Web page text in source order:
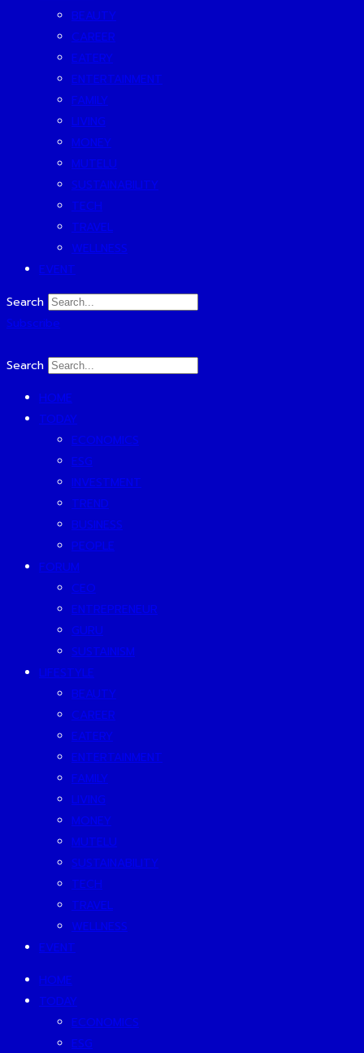
BEAUTY
CAREER
EATERY
ENTERTAINMENT
FAMILY
LIVING
MONEY
MUTELU
SUSTAINABILITY
TECH
TRAVEL
WELLNESS
EVENT
Search
Subscribe
Search
HOME
TODAY
ECONOMICS
ESG
INVESTMENT
TREND
BUSINESS
PEOPLE
FORUM
CEO
ENTREPRENEUR
GURU
SUSTAINISM
LIFESTYLE
BEAUTY
CAREER
EATERY
ENTERTAINMENT
FAMILY
LIVING
MONEY
MUTELU
SUSTAINABILITY
TECH
TRAVEL
WELLNESS
EVENT
HOME
TODAY
ECONOMICS
ESG